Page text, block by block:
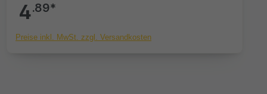
4.89*
Preise inkl. MwSt. zzgl. Versandkosten